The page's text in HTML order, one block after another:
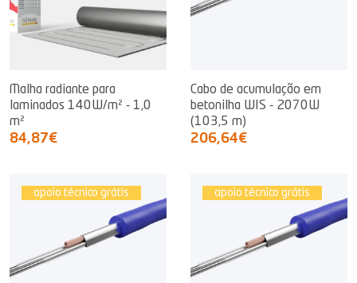
Malha radiante para
laminados 140W/m² - 1,0
m²
84,87€
Cabo de acumulação em
betonilha WIS - 2070W
(103,5 m)
206,64€
apoio técnico grátis apoio técnico grátis